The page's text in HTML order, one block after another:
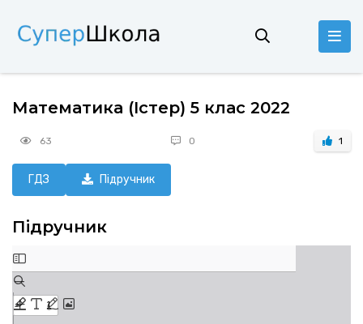
Математика (Істер) 5 клас 2022
63 0 1
ГДЗ Підручник
Підручник